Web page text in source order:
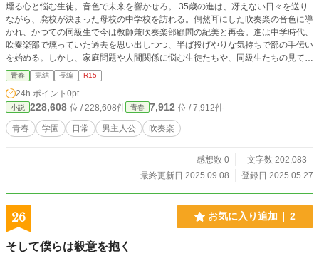
燻る心と悩む生徒。音色で未来を響かせろ。 35歳の進は、冴えない日々を送り
ながら、廃校が決まった母校の中学校を訪れる。偶然耳にした吹奏楽の音色に導
かれ、かつての同級生で今は教師兼吹奏楽部顧問の紀美と再会。進は中学時代、
吹奏楽部で燻っていた過去を思い出しつつ、半ば投げやりな気持ちで部の手伝い
を始める。しかし、家庭問題や人間関係に悩む生徒たちや、同級生たちの見てこ
なかった現状を知り、自身の停滞感と向き合うことに。卑屈な心を隠しながら
も、生徒たちと音楽を通じて絆を深め、秋の定期演奏会を目指す進。過去の自分
を乗り越え、音色と共に新たな一歩を踏み出せるのか？
青春 完結 長編 R15
24h.ポイント 0pt
小説 228,608 位 / 228,608件 青春 7,912 位 / 7,912件
青春 学園 日常 男主人公 吹奏楽
感想数 0
文字数 202,083
最終更新日 2025.09.08
登録日 2025.05.27
26 お気に入り追加 2
そして僕らは殺意を抱く